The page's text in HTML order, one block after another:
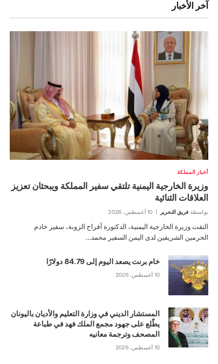
آخر الأخبار
أخبار المملكة
وزيرة الخارجية اليمنية تلتقي سفير المملكة ويبحثان تعزيز
العلاقات الثنائية
بواسطة فريق التحرير 10 أغسطس، 2026
التقت وزيرة الخارجية اليمنية، الدكتورة أفراح الزوبة، سفير خادم
الحرمين الشريفين لدى اليمن السفير محمد…
خام برنت يصعد اليوم إلى 84.79 ‌دولارًا
10 أغسطس، 2026
المستشار الديني في وزارة التعليم والأديان باليونان
يطّلع على جهود مجمع الملك فهد في طباعة
المصحف وترجمة معانيه
10 أغسطس، 2026